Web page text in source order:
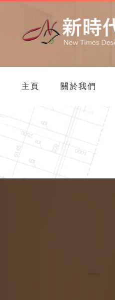
主頁 關於我們